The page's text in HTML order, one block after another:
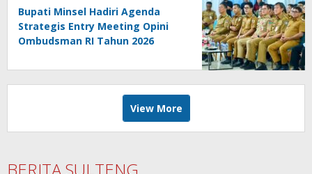
Bupati Minsel Hadiri Agenda
Strategis Entry Meeting Opini
Ombudsman RI Tahun 2026
View More